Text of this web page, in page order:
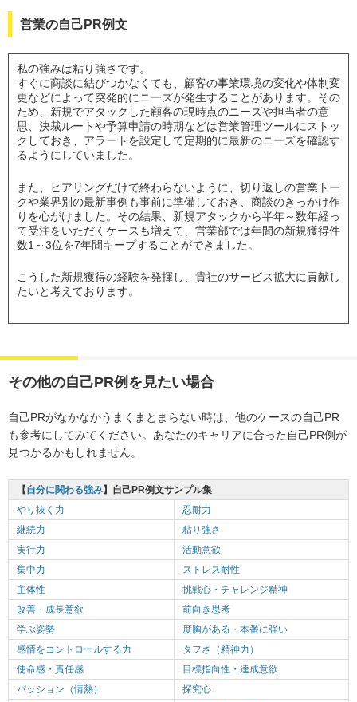
営業の自己PR例文
私の強みは粘り強さです。
すぐに商談に結びつかなくても、顧客の事業環境の変化や体制変
更などによって突発的にニーズが発生することがあります。その
ため、新規でアタックした顧客の現時点のニーズや担当者の意
思、決裁ルートや予算申請の時期などは営業管理ツールにストッ
クしておき、アラートを設定して定期的に最新のニーズを確認す
るようにしていました。
また、ヒアリングだけで終わらないように、切り返しの営業トー
クや業界別の最新事例も事前に準備しておき、商談のきっかけ作
りを心がけました。その結果、新規アタックから半年～数年経っ
て受注をいただくケースも増えて、営業部では年間の新規獲得件
数1～3位を7年間キープすることができました。
こうした新規獲得の経験を発揮し、貴社のサービス拡大に貢献し
たいと考えております。
その他の自己PR例を見たい場合
自己PRがなかなかうまくまとまらない時は、他のケースの自己PR
も参考にしてみてください。あなたのキャリアに合った自己PR例が
見つかるかもしれません。
【自分に関わる強み】自己PR例文サンプル集
やり抜く力
忍耐力
継続力
粘り強さ
実行力
活動意欲
集中力
ストレス耐性
主体性
挑戦心・チャレンジ精神
改善・成長意欲
前向き思考
学ぶ姿勢
度胸がある・本番に強い
感情をコントロールする力
タフさ（精神力）
使命感・責任感
目標指向性・達成意欲
パッション（情熱）
探究心